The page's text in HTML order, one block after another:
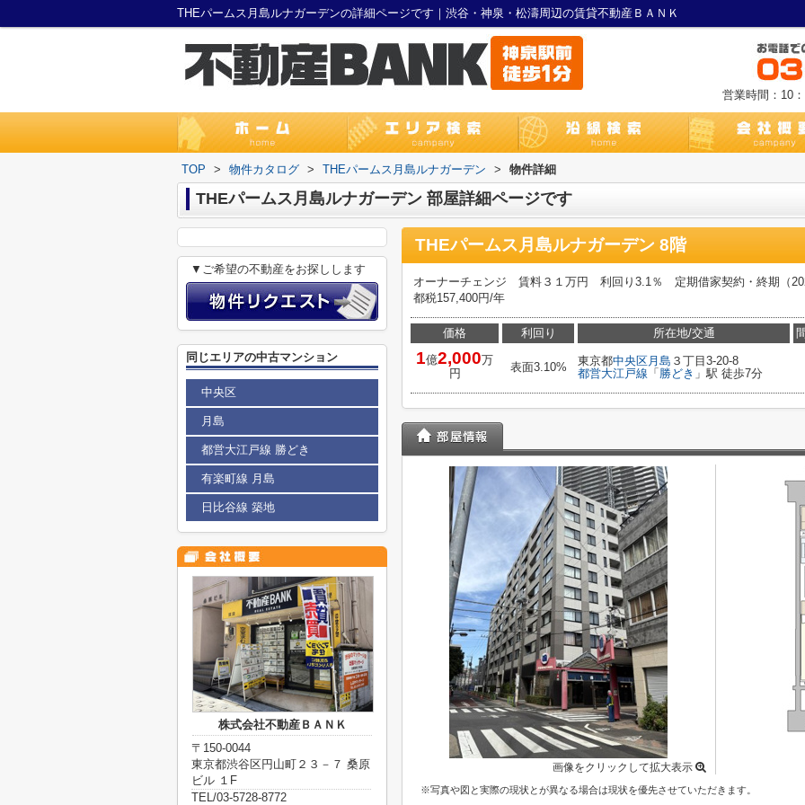
THEパームス月島ルナガーデンの詳細ページです｜渋谷・神泉・松濤周辺の賃貸不動産ＢＡＮＫ
営業時間：10
TOP > 物件カタログ > THEパームス月島ルナガーデン > 物件詳細
THEパームス月島ルナガーデン 部屋詳細ページです
THEパームス月島ルナガーデン 8階
オーナーチェンジ 賃料３１万円 利回り3.1％ 定期借家契約・終期（
都税157,400円/年
価格
1億2,000万
円
利回り
表面3.10%
所在地/交通
東京都中央区月島 ３丁目3-20-8
都営大江戸線 「 勝どき 」駅 徒歩7分
画像をクリックして拡大表示
※写真や図と実際の現状とが異なる場合は現状を優先させていただきます。
▼ご希望の不動産をお探しします
同じエリアの中古マンション
中央区
月島
都営大江戸線 勝どき
有楽町線 月島
日比谷線 築地
株式会社不動産ＢＡＮＫ
〒150-0044
東京都渋谷区円山町２３－７ 桑原
ビル １F
TEL/03-5728-8772